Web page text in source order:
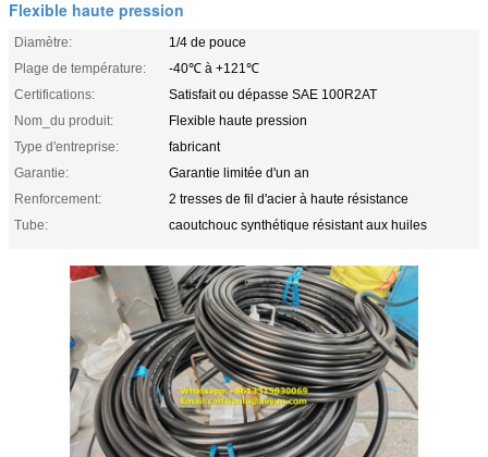
Flexible haute pression
Diamètre:
1/4 de pouce
Plage de température:
-40℃ à +121℃
Certifications:
Satisfait ou dépasse SAE 100R2AT
Nom_du produit:
Flexible haute pression
Type d'entreprise:
fabricant
Garantie:
Garantie limitée d'un an
Renforcement:
2 tresses de fil d'acier à haute résistance
Tube:
caoutchouc synthétique résistant aux huiles